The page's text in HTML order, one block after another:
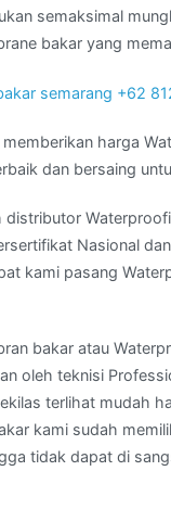
semaksimal
bakar yang
harga
dan bersaing
distributor
Nasional
kami pasang
bakar atau
oleh teknisi
terlihat mudah
kami sudah
tidak dapat di